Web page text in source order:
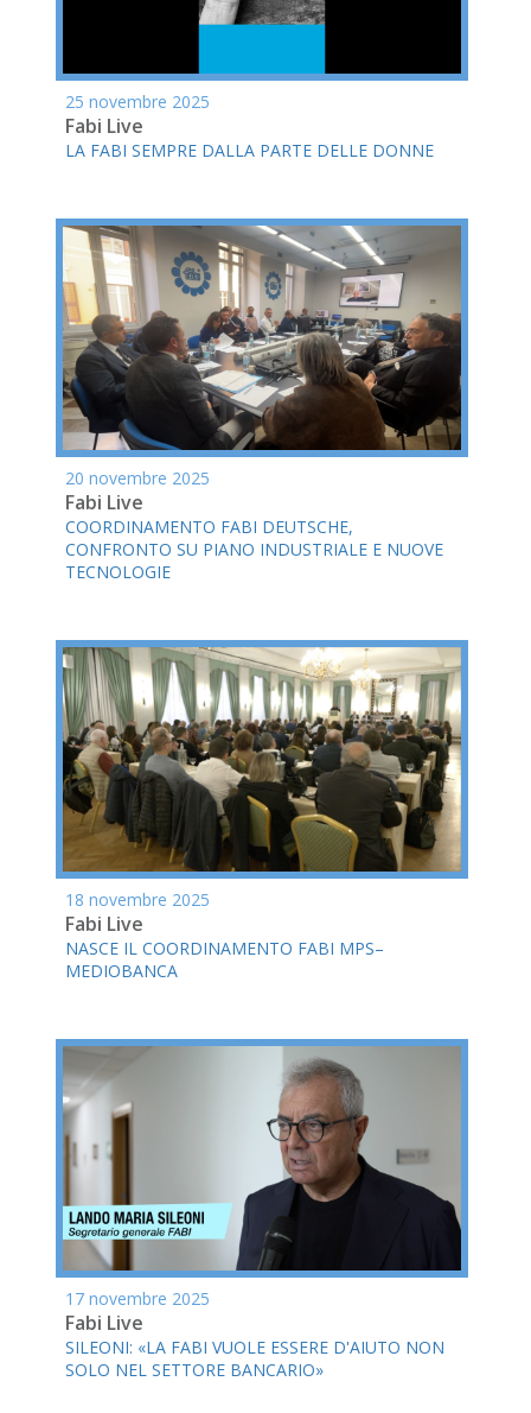
25 novembre 2025
Fabi Live
LA FABI SEMPRE DALLA PARTE DELLE DONNE
20 novembre 2025
Fabi Live
COORDINAMENTO FABI DEUTSCHE,
CONFRONTO SU PIANO INDUSTRIALE E NUOVE
TECNOLOGIE
18 novembre 2025
Fabi Live
NASCE IL COORDINAMENTO FABI MPS–
MEDIOBANCA
17 novembre 2025
Fabi Live
SILEONI: «LA FABI VUOLE ESSERE D'AIUTO NON
SOLO NEL SETTORE BANCARIO»